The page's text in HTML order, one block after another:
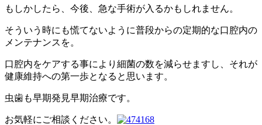
もしかしたら、今後、急な手術が入るかもしれません。
そういう時にも慌てないように普段からの定期的な口腔内の
メンテナンスを。
口腔内をケアする事により細菌の数を減らせますし、それが
健康維持への第一歩となると思います。
虫歯も早期発見早期治療です。
お気軽にご相談ください。